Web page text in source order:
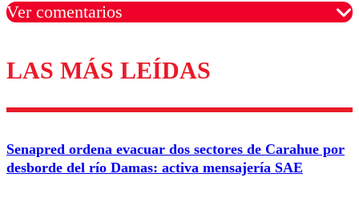
Ver comentarios
Los comentarios son moderados para garantizar un
diálogo respetuoso.
Correo
LAS MÁS LEÍDAS
Senapred ordena evacuar dos sectores de Carahue por
desborde del río Damas: activa mensajería SAE